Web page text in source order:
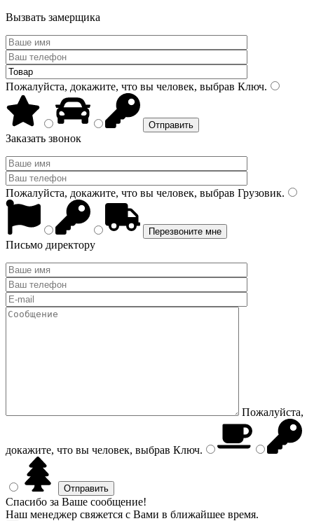
Вызвать замерщика
Пожалуйста, докажите, что вы человек, выбрав Ключ.
Заказать звонок
Пожалуйста, докажите, что вы человек, выбрав Грузовик.
Письмо директору
Пожалуйста,
докажите, что вы человек, выбрав Ключ.
Спасибо за Ваше сообщение!
Наш менеджер свяжется с Вами в ближайшее время.